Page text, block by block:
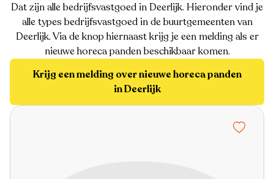
Dat zijn alle bedrijfsvastgoed in Deerlijk. Hieronder vind je
alle types bedrijfsvastgoed in de buurtgemeenten van
Deerlijk. Via de knop hiernaast krijg je een melding als er
nieuwe horeca panden beschikbaar komen.
Krijg een melding over nieuwe horeca panden
in Deerlijk